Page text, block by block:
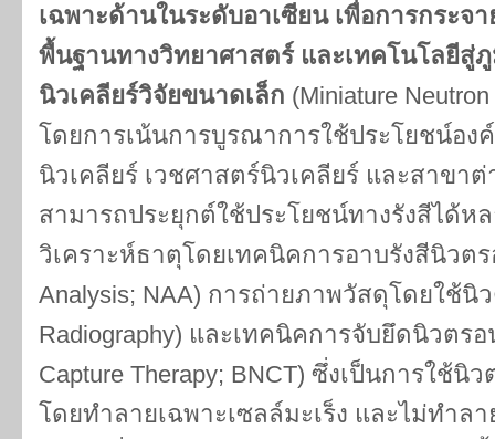
เฉพาะด้านในระดับอาเซียน เพื่อการกระจ
พื้นฐานทางวิทยาศาสตร์ และเทคโนโลยีสู่
นิวเคลียร์วิจัยขนาดเล็ก (Miniature
โดยการเน้นการบูรณาการใช้ประโยชน์อ
นิวเคลียร์ เวชศาสตร์นิวเคลียร์ และสาขาต่
สามารถประยุกต์ใช้ประโยชน์ทางรังสีได้ห
วิเคราะห์ธาตุโดยเทคนิคการอาบรังสีนิวตร
Analysis; NAA) การถ่ายภาพวัสดุโดยใช้นิ
Radiography) และเทคนิคการจับยึดนิวตร
Capture Therapy; BNCT) ซึ่งเป็นการใช้นิ
โดยทำลายเฉพาะเซลล์มะเร็ง และไม่ทำล